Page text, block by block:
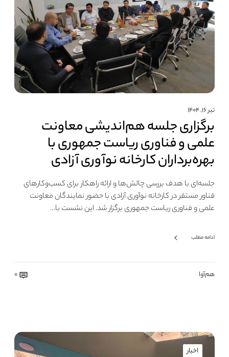
تیر ۱۶, ۱۴۰۴
برگزاری جلسه هم‌اندیشی معاونت
علمی و فناوری ریاست جمهوری با
بهره‌برداران کارخانه نوآوری آزادی
جلسه‌ای با هدف بررسی چالش‌ها و ارائه راهکار برای کسب‌وکارهای
فناور مستقر در کارخانه نوآوری آزادی با حضور نمایندگان معاونت
علمی و فناوری ریاست جمهوری برگزار شد. این نشست با…
ادامه مطلب
هم‌آوا 0
اخبار